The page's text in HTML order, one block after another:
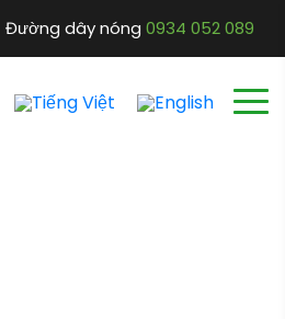
Đường dây nóng 0934 052 089